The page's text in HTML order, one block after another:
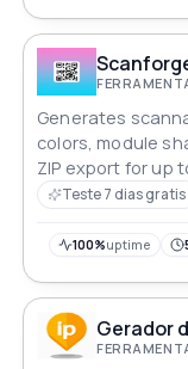
Generates
colors, module
ZIP export for up
Teste 7 dias gratis
100%uptime
Gerador